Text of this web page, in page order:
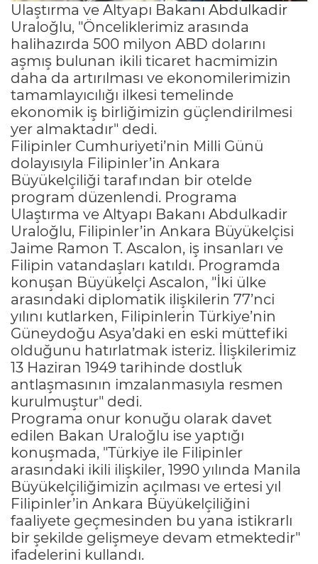
Ulaştırma ve Altyapı Bakanı Abdulkadir
Uraloğlu, "Önceliklerimiz arasında
halihazırda 500 milyon ABD dolarını
aşmış bulunan ikili ticaret hacmimizin
daha da artırılması ve ekonomilerimizin
tamamlayıcılığı ilkesi temelinde
ekonomik iş birliğimizin güçlendirilmesi
yer almaktadır" dedi.
Filipinler Cumhuriyeti’nin Milli Günü
dolayısıyla Filipinler’in Ankara
Büyükelçiliği tarafından bir otelde
program düzenlendi. Programa
Ulaştırma ve Altyapı Bakanı Abdulkadir
Uraloğlu, Filipinler’in Ankara Büyükelçisi
Jaime Ramon T. Ascalon, iş insanları ve
Filipin vatandaşları katıldı. Programda
konuşan Büyükelçi Ascalon, "İki ülke
arasındaki diplomatik ilişkilerin 77’nci
yılını kutlarken, Filipinlerin Türkiye’nin
Güneydoğu Asya’daki en eski müttefiki
olduğunu hatırlatmak isteriz. İlişkilerimiz
13 Haziran 1949 tarihinde dostluk
antlaşmasının imzalanmasıyla resmen
kurulmuştur" dedi.
Programa onur konuğu olarak davet
edilen Bakan Uraloğlu ise yaptığı
konuşmada, "Türkiye ile Filipinler
arasındaki ikili ilişkiler, 1990 yılında Manila
Büyükelçiliğimizin açılması ve ertesi yıl
Filipinler’in Ankara Büyükelçiliğini
faaliyete geçmesinden bu yana istikrarlı
bir şekilde gelişmeye devam etmektedir"
ifadelerini kullandı.